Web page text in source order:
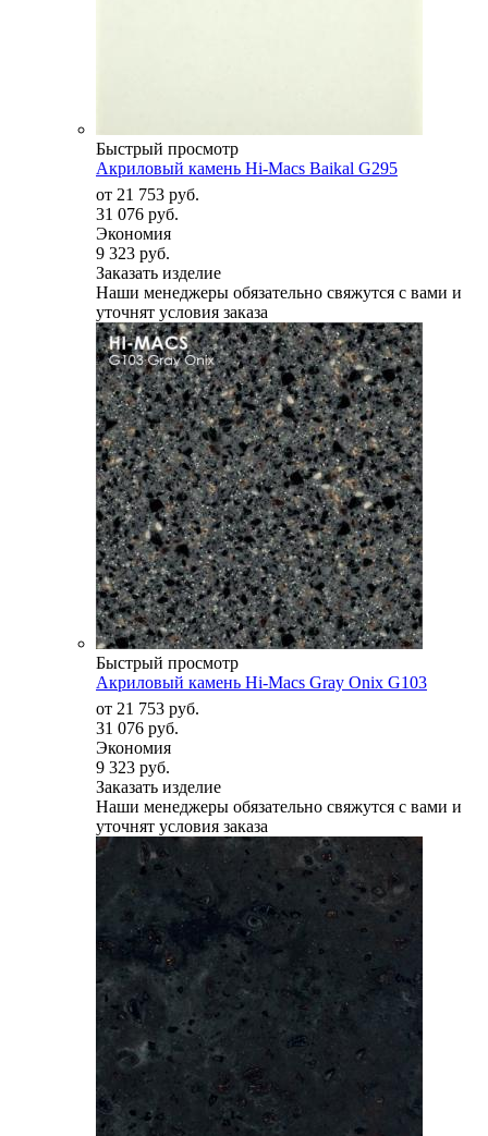
Быстрый просмотр
Акриловый камень Hi-Macs Baikal G295
от 21 753 руб.
31 076 руб.
Экономия
9 323 руб.
Заказать изделие
Наши менеджеры обязательно свяжутся с вами и
уточнят условия заказа
Быстрый просмотр
Акриловый камень Hi-Macs Gray Onix G103
от 21 753 руб.
31 076 руб.
Экономия
9 323 руб.
Заказать изделие
Наши менеджеры обязательно свяжутся с вами и
уточнят условия заказа